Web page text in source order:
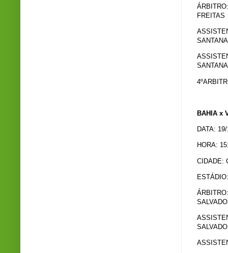
FREITAS
SANTANA
SANTANA
BAHIA x
DATA:
HORA:
CIDADE: